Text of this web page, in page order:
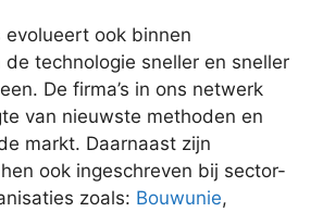
evolueert ook binnen
technologie sneller en sneller
De firma’s in ons netwerk
van nieuwste methoden en
markt. Daarnaast zijn
ook ingeschreven bij sector-
zoals: Bouwunie,